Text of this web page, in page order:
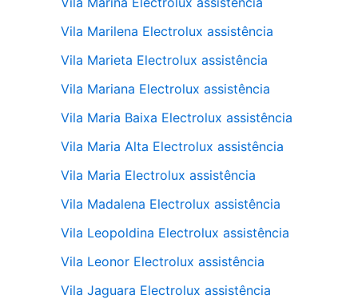
Vila Marilena Electrolux assistência
Vila Marieta Electrolux assistência
Vila Mariana Electrolux assistência
Vila Maria Baixa Electrolux assistência
Vila Maria Alta Electrolux assistência
Vila Maria Electrolux assistência
Vila Madalena Electrolux assistência
Vila Leopoldina Electrolux assistência
Vila Leonor Electrolux assistência
Vila Jaguara Electrolux assistência